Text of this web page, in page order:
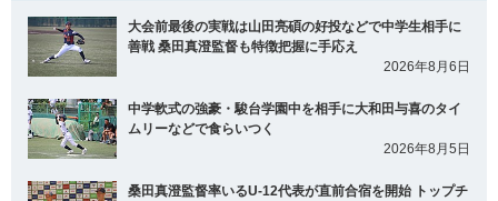
大会前最後の実戦は山田亮碩の好投などで中学生相手に
善戦 桑田真澄監督も特徴把握に手応え
2026年8月6日
中学軟式の強豪・駿台学園中を相手に大和田与喜のタイ
ムリーなどで食らいつく
2026年8月5日
桑田真澄監督率いるU-12代表が直前合宿を開始 トップチ